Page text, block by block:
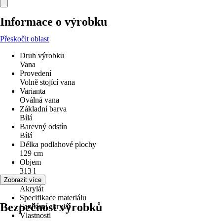
Informace o výrobku
Přeskočit oblast
Druh výrobku
Vana
Provedení
Volně stojící vana
Varianta
Oválná vana
Základní barva
Bílá
Barevný odstín
Bílá
Délka podlahové plochy
129 cm
Objem
313 l
Materiál
Akrylát
Specifikace materiálu
Sanitární akrylát
Vlastnosti
Zobrazit více
Bezpečnost výrobků